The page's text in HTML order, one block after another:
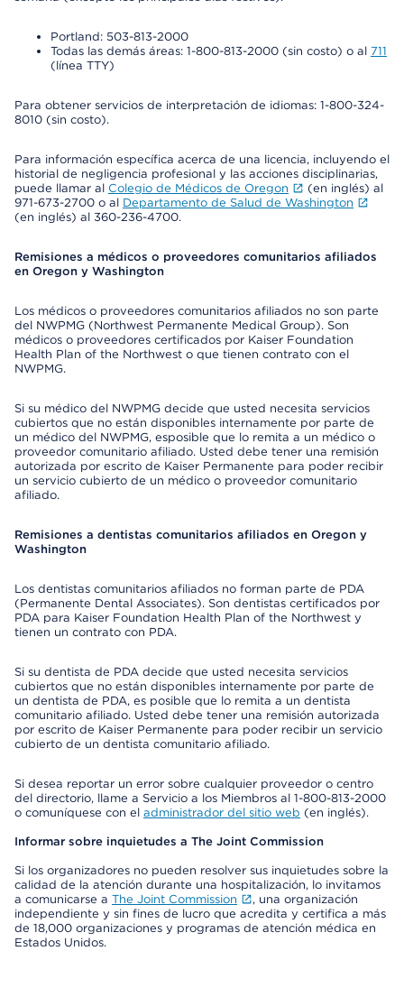
Portland: 503-813-2000
Todas las demás áreas: 1-800-813-2000 (sin costo) o al 711
(línea TTY)
Para obtener servicios de interpretación de idiomas: 1-800-324-
8010 (sin costo).
Para información específica acerca de una licencia, incluyendo el
historial de negligencia profesional y las acciones disciplinarias,
puede llamar al Colegio de Médicos de Oregon
(en inglés) al
971-673-2700 o al Departamento de Salud de Washington
(en inglés) al 360-236-4700.
Remisiones a médicos o proveedores comunitarios afiliados
en Oregon y Washington
Los médicos o proveedores comunitarios afiliados no son parte
del NWPMG (Northwest Permanente Medical Group). Son
médicos o proveedores certificados por Kaiser Foundation
Health Plan of the Northwest o que tienen contrato con el
NWPMG.
Si su médico del NWPMG decide que usted necesita servicios
cubiertos que no están disponibles internamente por parte de
un médico del NWPMG, esposible que lo remita a un médico o
proveedor comunitario afiliado. Usted debe tener una remisión
autorizada por escrito de Kaiser Permanente para poder recibir
un servicio cubierto de un médico o proveedor comunitario
afiliado.
Remisiones a dentistas comunitarios afiliados en Oregon y
Washington
Los dentistas comunitarios afiliados no forman parte de PDA
(Permanente Dental Associates). Son dentistas certificados por
PDA para Kaiser Foundation Health Plan of the Northwest y
tienen un contrato con PDA.
Si su dentista de PDA decide que usted necesita servicios
cubiertos que no están disponibles internamente por parte de
un dentista de PDA, es posible que lo remita a un dentista
comunitario afiliado. Usted debe tener una remisión autorizada
por escrito de Kaiser Permanente para poder recibir un servicio
cubierto de un dentista comunitario afiliado.
Si desea reportar un error sobre cualquier proveedor o centro
del directorio, llame a Servicio a los Miembros al 1-800-813-2000
o comuníquese con el administrador del sitio web (en inglés).
Informar sobre inquietudes a The Joint Commission
Si los organizadores no pueden resolver sus inquietudes sobre la
calidad de la atención durante una hospitalización, lo invitamos
a comunicarse a The Joint Commission
, una organización
independiente y sin fines de lucro que acredita y certifica a más
de 18,000 organizaciones y programas de atención médica en
Estados Unidos.